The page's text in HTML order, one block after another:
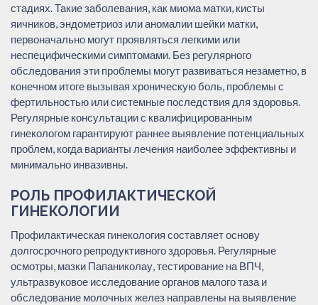
стадиях. Такие заболевания, как миома матки, кисты
яичников, эндометриоз или аномалии шейки матки,
первоначально могут проявляться легкими или
неспецифическими симптомами. Без регулярного
обследования эти проблемы могут развиваться незаметно, в
конечном итоге вызывая хроническую боль, проблемы с
фертильностью или системные последствия для здоровья.
Регулярные консультации с квалифицированным
гинекологом гарантируют раннее выявление потенциальных
проблем, когда варианты лечения наиболее эффективны и
минимально инвазивны.
РОЛЬ ПРОФИЛАКТИЧЕСКОЙ
ГИНЕКОЛОГИИ
Профилактическая гинекология составляет основу
долгосрочного репродуктивного здоровья. Регулярные
осмотры, мазки Папаниколау, тестирование на ВПЧ,
ультразвуковое исследование органов малого таза и
обследование молочных желез направлены на выявление